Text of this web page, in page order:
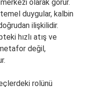
olarak görür.
duygular, kalbin
ilişkilidir.
hızlı atış ve
değil,
rolünü